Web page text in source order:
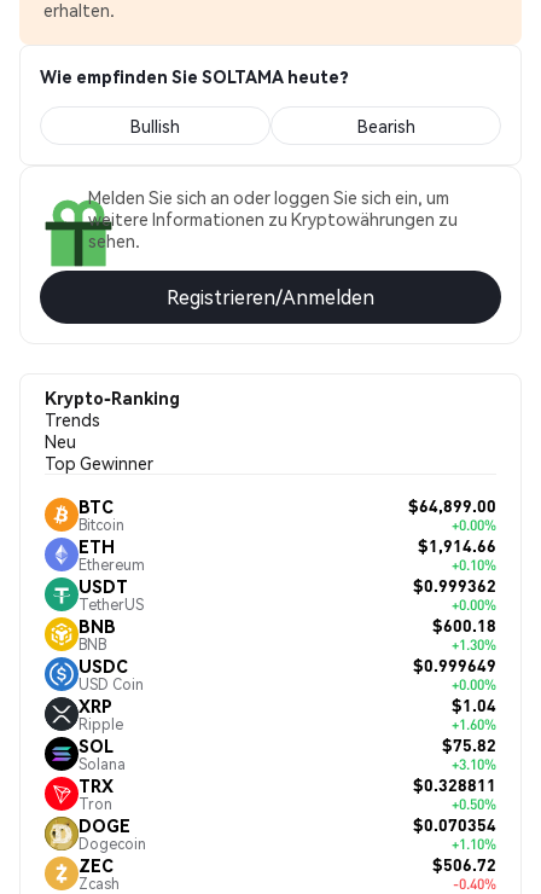
erhalten.
Wie empfinden Sie SOLTAMA heute?
Bullish Bearish
Melden Sie sich an oder loggen Sie sich ein, um
weitere Informationen zu Kryptowährungen zu
sehen.
Registrieren/Anmelden
Krypto-Ranking
Trends
Neu
Top Gewinner
BTC
Bitcoin
$64,899.00
+0.00%
ETH
Ethereum
$1,914.66
+0.10%
USDT
TetherUS
$0.999362
+0.00%
BNB
BNB
$600.18
+1.30%
USDC
USD Coin
$0.999649
+0.00%
XRP
Ripple
$1.04
+1.60%
SOL
Solana
$75.82
+3.10%
TRX
Tron
$0.328811
+0.50%
DOGE
Dogecoin
$0.070354
+1.10%
ZEC
Zcash
$506.72
-0.40%